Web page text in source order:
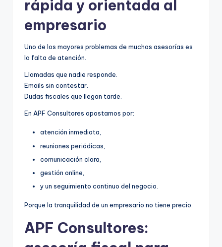
rápida y orientada al
empresario
Uno de los mayores problemas de muchas asesorías es
la falta de atención.
Llamadas que nadie responde.
Emails sin contestar.
Dudas fiscales que llegan tarde.
En APF Consultores apostamos por:
atención inmediata,
reuniones periódicas,
comunicación clara,
gestión online,
y un seguimiento continuo del negocio.
Porque la tranquilidad de un empresario no tiene precio.
APF Consultores: